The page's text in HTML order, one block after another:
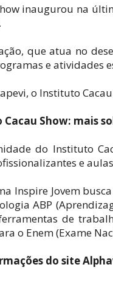
inaugurou na
que atua no
e atividades
o Instituto
Show: mais
do Instituto
e
Inspire Jovem
ABP
de
o Enem (Exame
do site